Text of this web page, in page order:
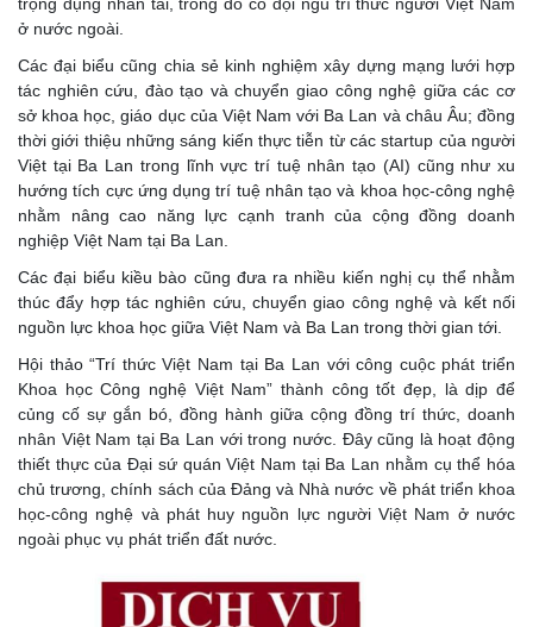
ở nước ngoài.
Các đại biểu cũng chia sẻ kinh nghiệm xây dựng mạng lưới hợp
tác nghiên cứu, đào tạo và chuyển giao công nghệ giữa các cơ
sở khoa học, giáo dục của Việt Nam với Ba Lan và châu Âu; đồng
thời giới thiệu những sáng kiến thực tiễn từ các startup của người
Việt tại Ba Lan trong lĩnh vực trí tuệ nhân tạo (AI) cũng như xu
hướng tích cực ứng dụng trí tuệ nhân tạo và khoa học-công nghệ
nhằm nâng cao năng lực cạnh tranh của cộng đồng doanh
nghiệp Việt Nam tại Ba Lan.
Các đại biểu kiều bào cũng đưa ra nhiều kiến nghị cụ thể nhằm
thúc đẩy hợp tác nghiên cứu, chuyển giao công nghệ và kết nối
nguồn lực khoa học giữa Việt Nam và Ba Lan trong thời gian tới.
Hội thảo “Trí thức Việt Nam tại Ba Lan với công cuộc phát triển
Khoa học Công nghệ Việt Nam” thành công tốt đẹp, là dịp để
củng cố sự gắn bó, đồng hành giữa cộng đồng trí thức, doanh
nhân Việt Nam tại Ba Lan với trong nước. Đây cũng là hoạt động
thiết thực của Đại sứ quán Việt Nam tại Ba Lan nhằm cụ thể hóa
chủ trương, chính sách của Đảng và Nhà nước về phát triển khoa
học-công nghệ và phát huy nguồn lực người Việt Nam ở nước
ngoài phục vụ phát triển đất nước.